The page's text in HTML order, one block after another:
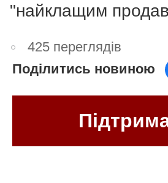
"найклащим
425 переглядів
Поділитись новиною